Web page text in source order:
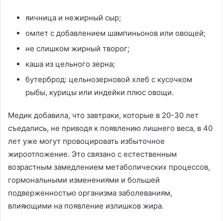
яичница и нежирный сыр;
омлет с добавлением шампиньонов или овощей;
не слишком жирный творог;
каша из цельного зерна;
бутерброд: цельнозерновой хлеб с кусочком
рыбы, курицы или индейки плюс овощи.
Медик добавила, что завтраки, которые в 20-30 лет
съедались, не приводя к появлению лишнего веса, в 40
лет уже могут провоцировать избыточное
жироотложение. Это связано с естественным
возрастным замедлением метаболических процессов,
гормональными изменениями и большей
подверженностью организма заболеваниям,
влияющими на появление излишков жира.